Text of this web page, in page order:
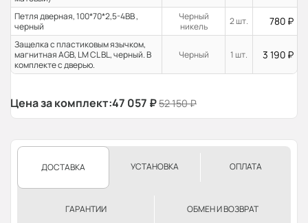
Петля дверная, 100*70*2,5-4ВВ ,
черный
Черный
никель
2 шт. 780 ₽
Защелка с пластиковым язычком,
магнитная AGB, LM CL BL, черный. В
комплекте с дверью.
Черный 1 шт. 3 190 ₽
Цена за комплект:47 057 ₽52 150₽
ДОСТАВКА УСТАНОВКА ОПЛАТА
ГАРАНТИИ ОБМЕН И ВОЗВРАТ